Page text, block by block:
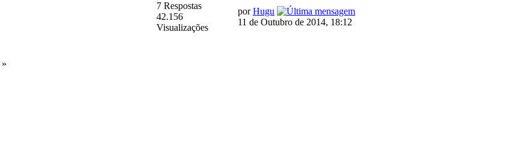
7 Respostas
42.156
Visualizações
porHugu
11 de Outubro de 2014, 18:12
»